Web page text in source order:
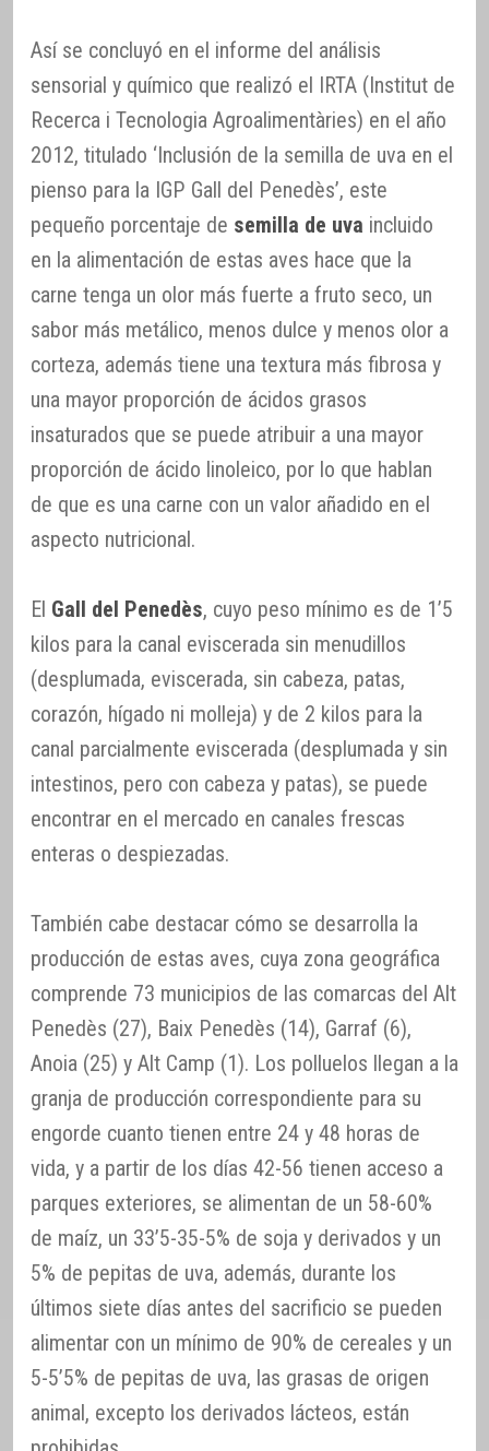
Así se concluyó en el informe del análisis
sensorial y químico que realizó el IRTA (Institut de
Recerca i Tecnologia Agroalimentàries) en el año
2012, titulado ‘Inclusión de la semilla de uva en el
pienso para la IGP Gall del Penedès’, este
pequeño porcentaje de semilla de uva incluido
en la alimentación de estas aves hace que la
carne tenga un olor más fuerte a fruto seco, un
sabor más metálico, menos dulce y menos olor a
corteza, además tiene una textura más fibrosa y
una mayor proporción de ácidos grasos
insaturados que se puede atribuir a una mayor
proporción de ácido linoleico, por lo que hablan
de que es una carne con un valor añadido en el
aspecto nutricional.
El Gall del Penedès, cuyo peso mínimo es de 1’5
kilos para la canal eviscerada sin menudillos
(desplumada, eviscerada, sin cabeza, patas,
corazón, hígado ni molleja) y de 2 kilos para la
canal parcialmente eviscerada (desplumada y sin
intestinos, pero con cabeza y patas), se puede
encontrar en el mercado en canales frescas
enteras o despiezadas.
También cabe destacar cómo se desarrolla la
producción de estas aves, cuya zona geográfica
comprende 73 municipios de las comarcas del Alt
Penedès (27), Baix Penedès (14), Garraf (6),
Anoia (25) y Alt Camp (1). Los polluelos llegan a la
granja de producción correspondiente para su
engorde cuanto tienen entre 24 y 48 horas de
vida, y a partir de los días 42-56 tienen acceso a
parques exteriores, se alimentan de un 58-60%
de maíz, un 33’5-35-5% de soja y derivados y un
5% de pepitas de uva, además, durante los
últimos siete días antes del sacrificio se pueden
alimentar con un mínimo de 90% de cereales y un
5-5’5% de pepitas de uva, las grasas de origen
animal, excepto los derivados lácteos, están